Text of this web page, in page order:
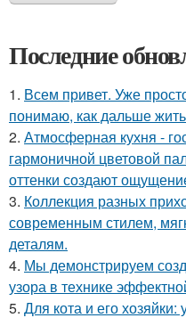
Последние
1. Всем привет. Уже
понимаю, как дальше
2. Атмосферная кухня -
гармоничной цветовой
оттенки создают
3. Коллекция разных
современным стилем,
деталям.
4. Мы демонстрируем
узора в технике
5. Для кота и его